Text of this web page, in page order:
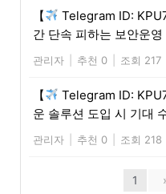
【
Telegram ID:
간 단속 피하는 보안운
관리자 추천 0 조회 217
【
Telegram ID:
운 솔루션 도입 시 기대
관리자 추천 0 조회 218
1